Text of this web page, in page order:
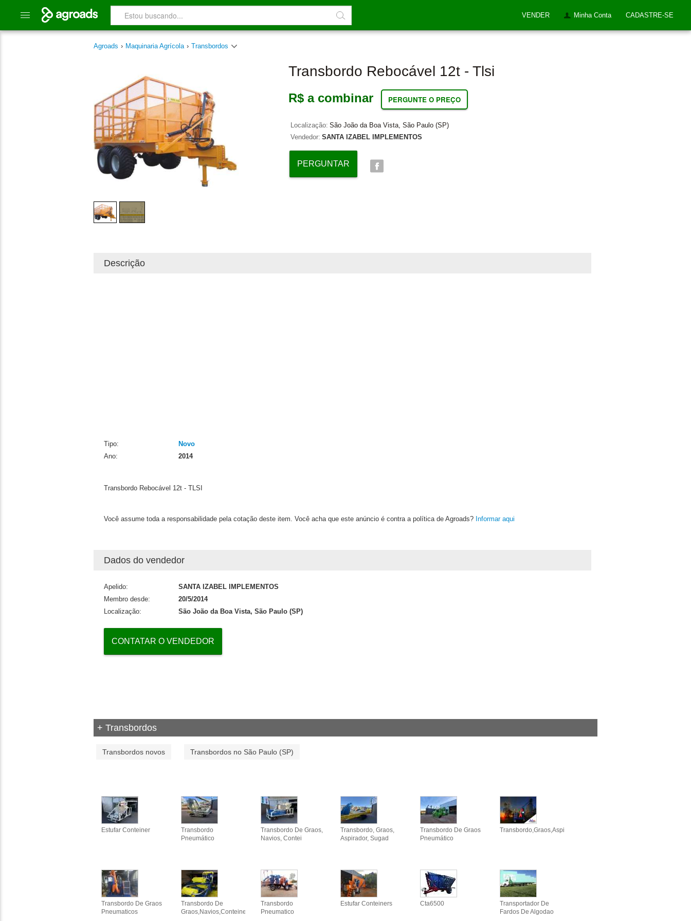
VENDER Minha Conta CADASTRE-SE
Agroads › Maquinaria Agrícola › Transbordos
Transbordo Rebocável 12t - Tlsi
R$ a combinar PERGUNTE O PREÇO
Localização: São João da Boa Vista, São Paulo (SP)
Vendedor: SANTA IZABEL IMPLEMENTOS
PERGUNTAR
Descrição
Tipo:
Novo
Ano:
2014
Transbordo Rebocável 12t - TLSI
Você assume toda a responsabilidade pela cotação deste item. Você acha que este anúncio é contra a política de Agroads? Informar aqui
Dados do vendedor
Apelido:
SANTA IZABEL IMPLEMENTOS
Membro desde:
20/5/2014
Localização:
São João da Boa Vista, São Paulo (SP)
CONTATAR O VENDEDOR
+ Transbordos
Transbordos novos Transbordos no São Paulo (SP)
Estufar Conteiner
Transbordo
Pneumático
Transbordo De Graos,
Navios, Contei
Transbordo, Graos,
Aspirador, Sugad
Transbordo De Graos
Pneumático
Transbordo,graos,aspirador,sugador
Transbordo De Graos
Pneumaticos
Transbordo De
Graos,navios,conteine
Transbordo
Pneumatico
Estufar Conteiners Cta6500
Transportador De
Fardos De Algodao